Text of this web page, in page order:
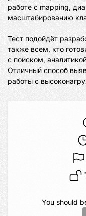
работе с mapping,
масштабированию
Тест подойдёт
также всем, кто
с поиском,
Отличный способ
работы с
You should